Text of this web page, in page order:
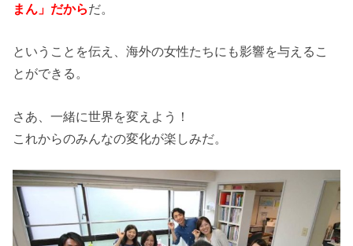
まん」だからだ。
ということを伝え、海外の女性たちにも影響を与えるこ
とができる。
さあ、一緒に世界を変えよう！
これからのみんなの変化が楽しみだ。